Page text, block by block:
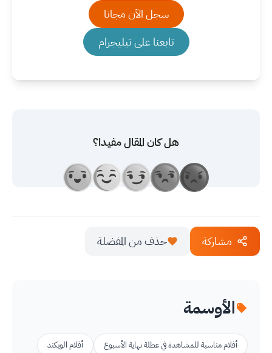
سجل الآن مجانا
تابعنا على تيليجرام
هل كان المقال مفيدا؟
مشاركة حذف من المفضلة
الأوسمة
أفلام مناسبة للمشاهدة في عطلة نهاية الأسبوع
أفلام الويكند